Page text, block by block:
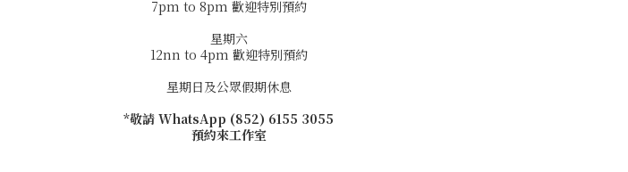
7pm to 8pm 歡迎特別預約
星期六
12nn to 4pm 歡迎特別預約
星期日及公眾假期休息
*敬請 WhatsApp (852) 6155 3055
預約來工作室